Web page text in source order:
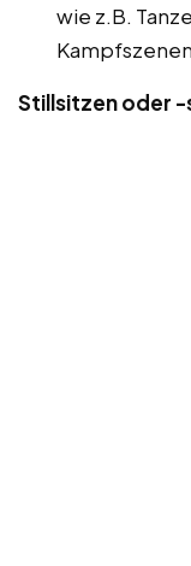
wie z.B.
Stillsitzen oder